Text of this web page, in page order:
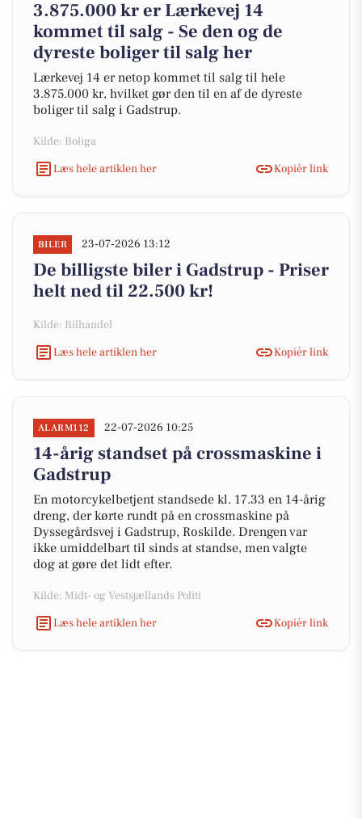
3.875.000 kr er Lærkevej 14
kommet til salg - Se den og de
dyreste boliger til salg her
Lærkevej 14 er netop kommet til salg til hele
3.875.000 kr, hvilket gør den til en af de dyreste
boliger til salg i Gadstrup.
Kilde: Boliga
Læs hele artiklen her
Kopiér link
BILER 23-07-2026 13:12
De billigste biler i Gadstrup - Priser
helt ned til 22.500 kr!
Kilde: Bilhandel
Læs hele artiklen her
Kopiér link
ALARM112 22-07-2026 10:25
14-årig standset på crossmaskine i
Gadstrup
En motorcykelbetjent standsede kl. 17.33 en 14-årig
dreng, der kørte rundt på en crossmaskine på
Dyssegårdsvej i Gadstrup, Roskilde. Drengen var
ikke umiddelbart til sinds at standse, men valgte
dog at gøre det lidt efter.
Kilde: Midt- og Vestsjællands Politi
Læs hele artiklen her
Kopiér link